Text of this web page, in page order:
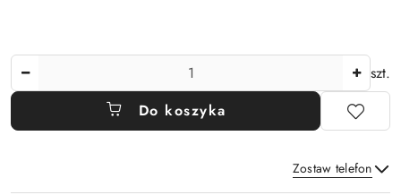
szt.
Do koszyka
Zostaw telefon